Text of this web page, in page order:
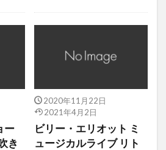
ー
き
2020年11月22日
2021年4月2日
ビリー・エリオット ミ
ュージカルライブ リト